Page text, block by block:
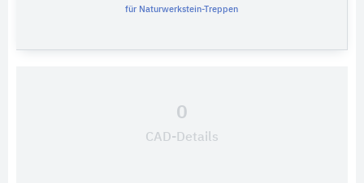
für Naturwerkstein-Treppen
0
CAD-Details